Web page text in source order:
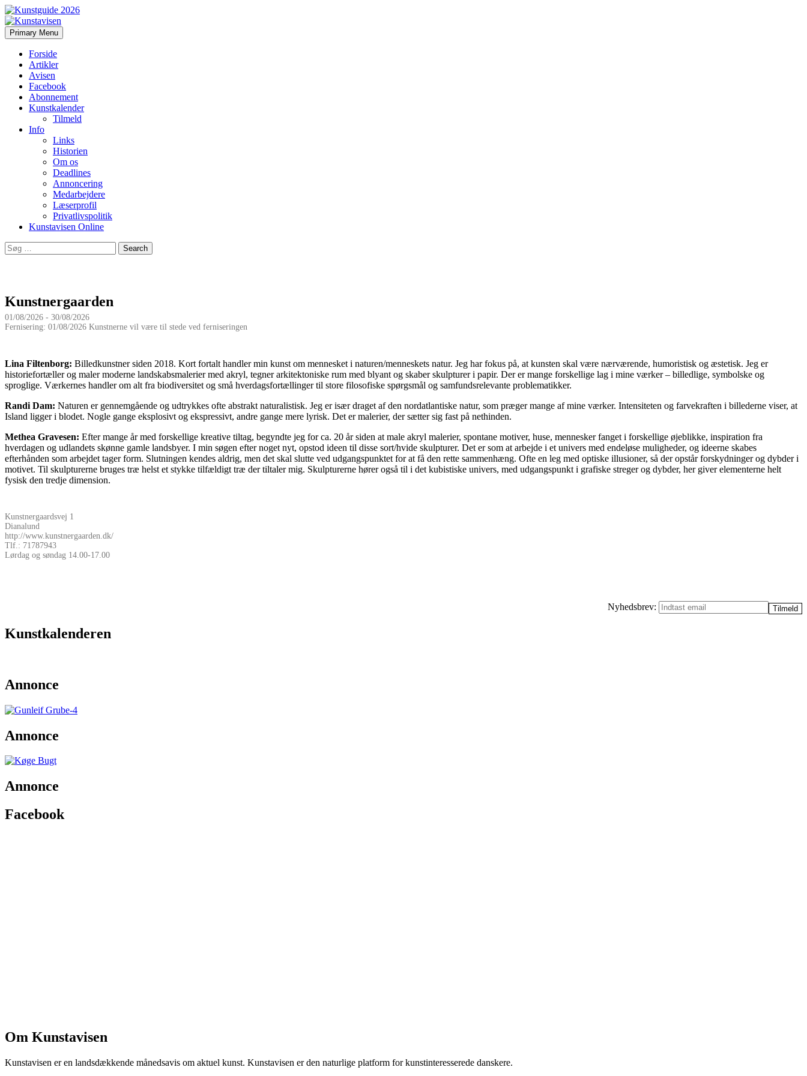
Kunstavisen
Search
Primary Menu Skip
to
Forside
Artikler
Avisen
Facebook
Abonnement
Kunstkalender
Tilmeld
Info
Links
Historien
Om os
Deadlines
Annoncering
Medarbejdere
Læserprofil
Privatlivspolitik
Kunstavisen Online
Search
for:
Kunstnergaarden
01/08/2026 - 30/08/2026
Fernisering: 01/08/2026 Kunstnerne vil være til stede ved ferniseringen
Lina Filtenborg: Billedkunstner siden 2018. Kort fortalt handler min kunst om mennesket i naturen/menneskets natur. Jeg har fokus på, at kunsten skal være nærværende, humoristisk og æstetisk. Jeg er
historiefortæller og maler moderne landskabsmalerier med akryl, tegner arkitektoniske rum med blyant og skaber skulpturer i papir. Der er mange forskellige lag i mine værker – billedlige, symbolske og
sproglige. Værkernes handler om alt fra biodiversitet og små hverdagsfortællinger til store filosofiske spørgsmål og samfundsrelevante problematikker.
Randi Dam: Naturen er gennemgående og udtrykkes ofte abstrakt naturalistisk. Jeg er især draget af den nordatlantiske natur, som præger mange af mine værker. Intensiteten og farvekraften i billederne viser, at
Island ligger i blodet. Nogle gange eksplosivt og ekspressivt, andre gange mere lyrisk. Det er malerier, der sætter sig fast på nethinden.
Methea Gravesen: Efter mange år med forskellige kreative tiltag, begyndte jeg for ca. 20 år siden at male akryl malerier, spontane motiver, huse, mennesker fanget i forskellige øjeblikke, inspiration fra
hverdagen og udlandets skønne gamle landsbyer. I min søgen efter noget nyt, opstod ideen til disse sort/hvide skulpturer. Det er som at arbejde i et univers med endeløse muligheder, og ideerne skabes
efterhånden som arbejdet tager form. Slutningen kendes aldrig, men det skal slutte ved udgangspunktet for at få den rette sammenhæng. Ofte en leg med optiske illusioner, så der opstår forskydninger og dybder i
motivet. Til skulpturerne bruges træ helst et stykke tilfældigt træ der tiltaler mig. Skulpturerne hører også til i det kubistiske univers, med udgangspunkt i grafiske streger og dybder, her giver elementerne helt
fysisk den tredje dimension.
Kunstnergaardsvej 1
Dianalund
http://www.kunstnergaarden.dk/
Tlf.: 71787943
Lørdag og søndag 14.00-17.00
Nyhedsbrev:
Kunstkalenderen
Annonce
Annonce
Annonce
Facebook
Om Kunstavisen
Kunstavisen er en landsdækkende månedsavis om aktuel kunst. Kunstavisen er den naturlige platform for kunstinteresserede danskere.